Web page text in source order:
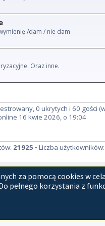
/dam / nie dam
Oraz inne.
0 ukrytych i 60 gości
16 kwie 2026, o 19:04
21925 • Liczba użytkowników:
za pomocą cookies w
pełnego korzystania z